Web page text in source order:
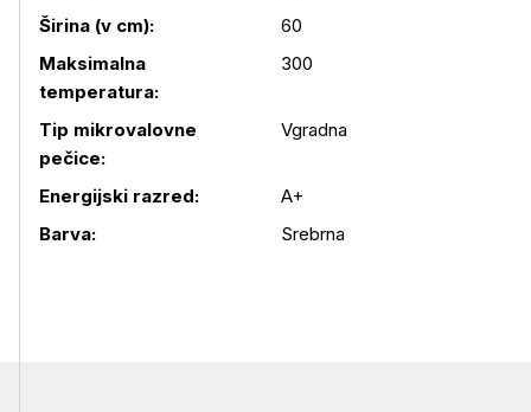
Širina (v cm):
60
Maksimalna
temperatura:
300
Tip mikrovalovne
pečice:
Vgradna
Energijski razred:
A+
Barva:
Srebrna